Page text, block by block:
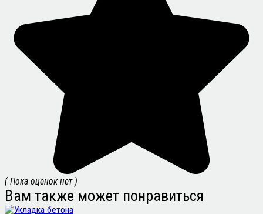
( Пока оценок нет )
Вам также может понравиться